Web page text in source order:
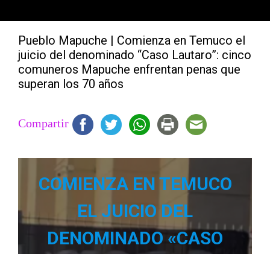
Pueblo Mapuche | Comienza en Temuco el
juicio del denominado “Caso Lautaro”: cinco
comuneros Mapuche enfrentan penas que
superan los 70 años
Compartir
COMIENZA EN TEMUCO
EL JUICIO DEL
DENOMINADO «CASO